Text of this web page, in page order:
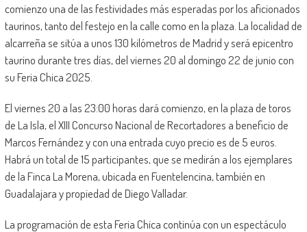
comienzo una de las festividades más esperadas por los aficionados
taurinos, tanto del festejo en la calle como en la plaza. La localidad de
alcarreña se sitúa a unos 130 kilómetros de Madrid y será epicentro
taurino durante tres días, del viernes 20 al domingo 22 de junio con
su Feria Chica 2025.
El viernes 20 a las 23:00 horas dará comienzo, en la plaza de toros
de La Isla, el XIII Concurso Nacional de Recortadores a beneficio de
Marcos Fernández y con una entrada cuyo precio es de 5 euros.
Habrá un total de 15 participantes, que se medirán a los ejemplares
de la Finca La Morena, ubicada en Fuentelencina, también en
Guadalajara y propiedad de Diego Valladar.
La programación de esta Feria Chica continúa con un espectáculo